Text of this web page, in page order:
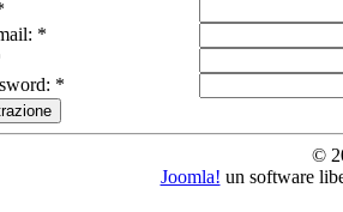
*
*
©
Joomla! un software